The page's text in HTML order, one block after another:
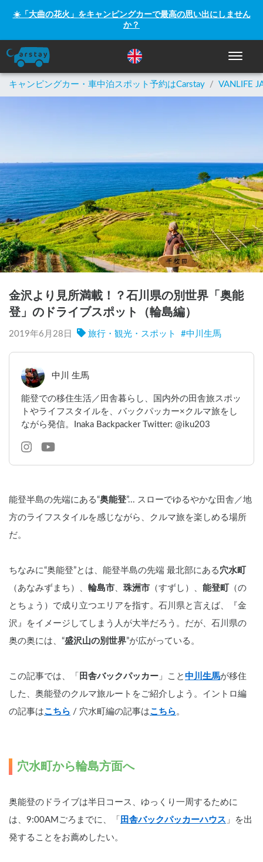
☀️「大曲の花火」をキャンピングカーで最高の思い出にしません
か？
ナビゲ
キャンピングカー・車中泊スポット予約はCarstay / VANLIFE
金沢より見所満載！？石川県の別世界「奥能
登」のドライブスポット（輪島編）
2019年6月28日 旅行・観光・スポット #中川生馬
中川 生馬
能登での移住生活／田舎暮らし、国内外の田舎旅スポッ
トやライフスタイルを、バックパッカー×クルマ旅をし
ながら発信。Inaka Backpacker Twitter: @iku203
能登半島の先端にある“奥能登”... スローでゆるやかな田舎／地
方のライフスタイルを感じながら、クルマ旅を楽しめる場所
だ。
ちなみに“奥能登”とは、能登半島の先端 最北部にある 穴水町
（あなみずまち）、 輪島市 珠洲市 （すずし）、 能登町 （の
とちょう）で成り立つエリアを指す。石川県と言えば、『金
沢』をイメージしてしまう人が大半だろう。だが、石川県の
奥の奥には、“盛沢山の別世界”が広がっている。
この記事では、「 田舎バックパッカー 」こと 中川生馬が移住
した、奥能登のクルマ旅ルートをご紹介しよう。イントロ編
の記事はこちら / 穴水町編の記事はこちら 。
穴水町から輪島方面へ
奥能登のドライブは半日コース、ゆっくり一周するために
は、9:00AMごろまでに、「 田舎バックパッカーハウス 」を出
発することをお薦めしたい。